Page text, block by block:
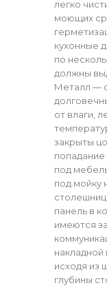
легко
моющих
кухонные
по
должны
Металл —
от влаги,
закрыты
под
под мойку
панель в
имеются
накладной
исходя из
глубины